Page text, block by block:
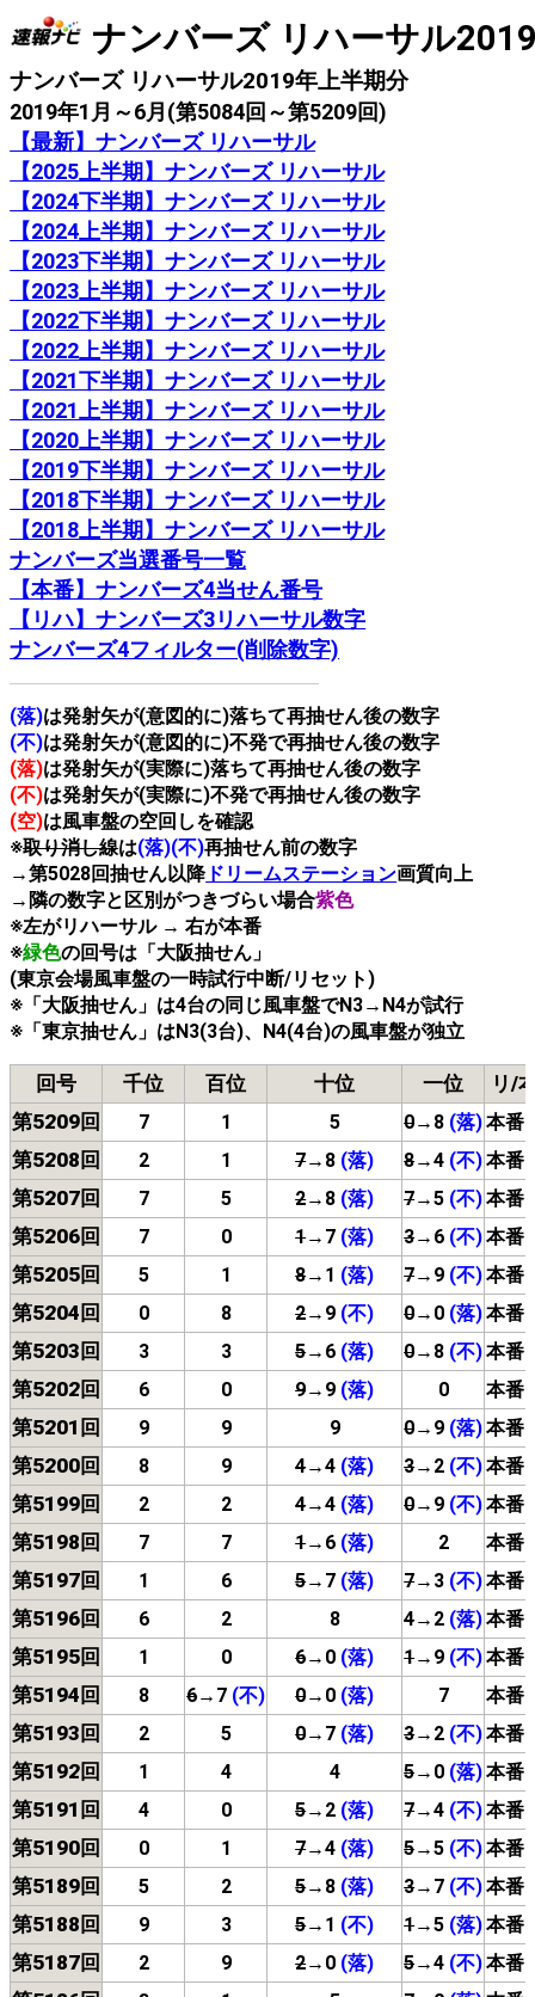
ナンバーズ リハーサル
ナンバーズ リハーサル2019年上半期分
2019年1月～6月(第5084回～第5209回)
【最新】ナンバーズ リハーサル
【2025上半期】ナンバーズ リハーサル
【2024下半期】ナンバーズ リハーサル
【2024上半期】ナンバーズ リハーサル
【2023下半期】ナンバーズ リハーサル
【2023上半期】ナンバーズ リハーサル
【2022下半期】ナンバーズ リハーサル
【2022上半期】ナンバーズ リハーサル
【2021下半期】ナンバーズ リハーサル
【2021上半期】ナンバーズ リハーサル
【2020上半期】ナンバーズ リハーサル
【2019下半期】ナンバーズ リハーサル
【2018下半期】ナンバーズ リハーサル
【2018上半期】ナンバーズ リハーサル
ナンバーズ当選番号一覧
【本番】ナンバーズ4当せん番号
【リハ】ナンバーズ3リハーサル数字
ナンバーズ4フィルター(削除数字)
(落)は発射矢が(意図的に)落ちて再抽せん後の数字
(不)は発射矢が(意図的に)不発で再抽せん後の数字
(落)は発射矢が(実際に)落ちて再抽せん後の数字
(不)は発射矢が(実際に)不発で再抽せん後の数字
(空)は風車盤の空回しを確認
※取り消し線は(落)(不)再抽せん前の数字
→第5028回抽せん以降ドリームステーション画質向上
→隣の数字と区別がつきづらい場合紫色
※左がリハーサル → 右が本番
※緑色の回号は「大阪抽せん」
(東京会場風車盤の一時試行中断/リセット)
※「大阪抽せん」は4台の同じ風車盤でN3→N4が試行
※「東京抽せん」はN3(3台)、N4(4台)の風車盤が独立
回号 千位 百位 十位 一位
リ/
第5209回
7 1 5 0→8 (落)本番
第5208回 2 1 7→8 (落) 8→4 (不)本番
第5207回 7 5 2→8 (落) 7→5 (不)本番
第5206回 7 0 1→7 (落) 3→6 (不)本番
第5205回 5 1 8→1 (落) 7→9 (不)本番
第5204回 0 8 2→9 (不) 0→0 (落)本番
第5203回 3 3 5→6 (落) 0→8 (不)本番
第5202回 6 0 9→9 (落) 0 本番
第5201回 9 9 9 0→9 (落)本番
第5200回 8 9 4→4 (落) 3→2 (不)本番
第5199回 2 2 4→4 (落) 0→9 (不)本番
第5198回 7 7 1→6 (落) 2 本番
第5197回 1 6 5→7 (落) 7→3 (不)本番
第5196回 6 2 8 4→2 (落)本番
第5195回 1 0 6→0 (落) 1→9 (不)本番
第5194回 8 6→7 (不) 0→0 (落) 7 本番
第5193回 2 5 0→7 (落) 3→2 (不)本番
第5192回 1 4 4 5→0 (落)本番
第5191回 4 0 5→2 (落) 7→4 (不)本番
第5190回 0 1 7→4 (落) 5→5 (不)本番
第5189回 5 2 5→8 (落) 3→7 (不)本番
第5188回 9 3 5→1 (不) 1→5 (落)本番
第5187回 2 9 2→0 (落) 5→4 (不)本番